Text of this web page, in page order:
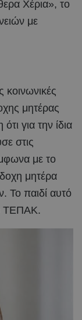
Χέρια», το
με
κοινωνικές
μητέρας
για την ίδια
στις
με το
μητέρα
Το παιδί αυτό
ΤΕΠΑΚ.